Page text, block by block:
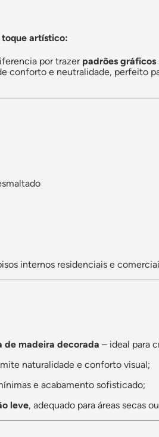
toque artístico:
por trazer padrões gráficos
conforto e neutralidade, perfeito
internos residenciais e
de madeira decorada – ideal para
naturalidade e conforto visual;
e acabamento sofisticado;
leve, adequado para áreas secas